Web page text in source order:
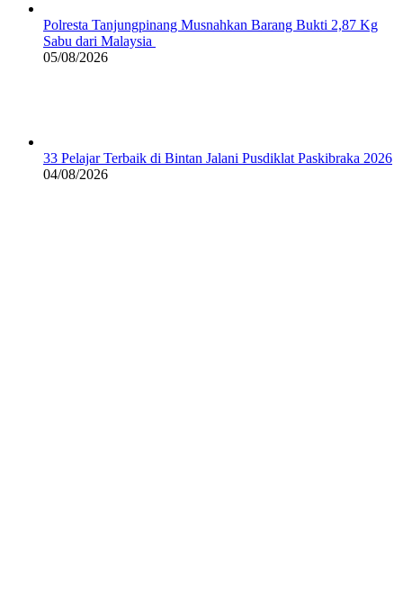
Polresta Tanjungpinang Musnahkan Barang Bukti 2,87 Kg
Sabu dari Malaysia
05/08/2026
33 Pelajar Terbaik di Bintan Jalani Pusdiklat Paskibraka 2026
04/08/2026